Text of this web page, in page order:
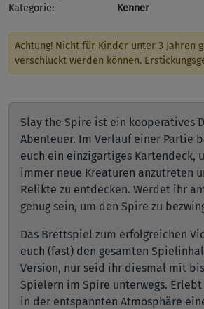
Kategorie:
Kenner
Achtung! Nicht für Kinder unter 3 Jahren
verschluckt werden können.
Slay the Spire ist ein kooperatives
Abenteuer. Im Verlauf einer Partie
euch ein einzigartiges Kartendeck,
immer neue Kreaturen anzutreten
Relikte zu entdecken. Werdet ihr
genug sein, um den Spire zu
Das Brettspiel zum erfolgreichen
euch (fast) den gesamten
Version, nur seid ihr diesmal mit
Spielern im Spire unterwegs.
in der entspannten Atmosphäre